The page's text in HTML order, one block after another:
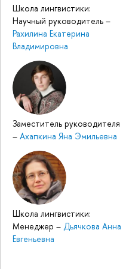
Школа лингвистики:
Научный руководитель –
Рахилина Екатерина
Владимировна
Заместитель руководителя
– Ахапкина Яна Эмильевна
Школа лингвистики:
Менеджер – Дьячкова Анна
Евгеньевна